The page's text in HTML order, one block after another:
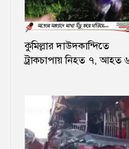
কুমিল্লার দাউদকান্দিতে
ট্রাকচাপায় নিহত ৭, আহত